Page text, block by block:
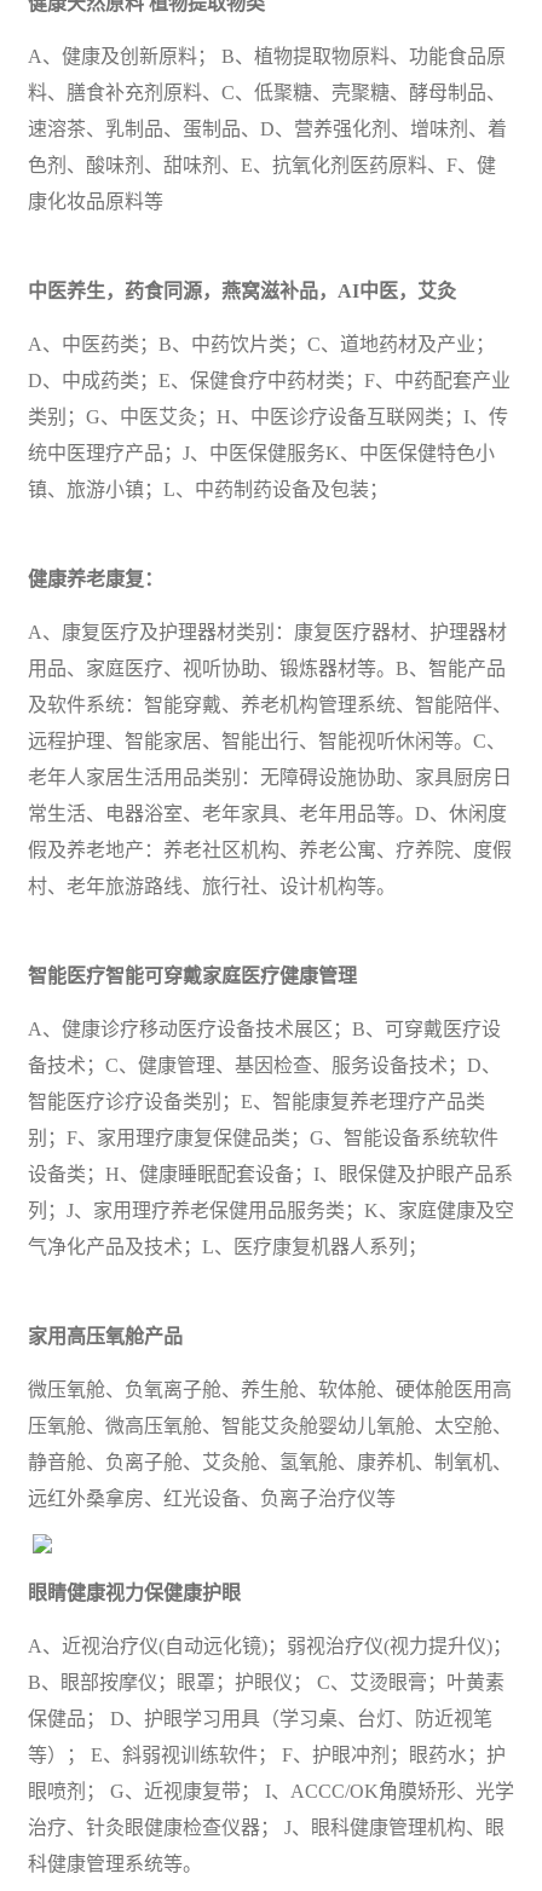
A、健康及创新原料； B、植物提取物原料、功能食品原
料、膳食补充剂原料、C、低聚糖、壳聚糖、酵母制品、
速溶茶、乳制品、蛋制品、D、营养强化剂、增味剂、着
色剂、酸味剂、甜味剂、E、抗氧化剂 医药原料、F、健
康化妆品原料等
中医养生，药食同源，燕窝滋补品， AI中医，艾灸
A、 中医药类； B、中药饮片类；C、道地药材及产业；
D、中成药类；E、保健食疗中药材类；F、中药配套产业
类别；G、中医艾灸；H、中医诊疗设备互联网类；I、传
统中医理疗产品；J、中医保健服务K、中医保健特色小
镇、 旅游小镇；L、中药制药设备及包装；
健康养老康复：
A、康复医疗及护理器材类别：康复医疗器材、护理器材
用品、家庭医疗、视听协助、锻炼器材等。B、智能产品
及软件系统：智能穿戴、养老机构管理系统、智能陪伴、
远程护理、智能家居、智能出行、智能视听休闲等。C、
老年人家居生活用品类别：无障碍设施协助、家具厨房日
常生活、电器浴室、老年家具、老年用品等。D、休闲度
假及养老地产：养老社区机构、养老公寓、疗养院、度假
村、老年旅游路线、旅行社、设计机构等。
智能医疗智能可穿戴家庭医疗健康管理
A、 健康诊疗移动医疗设备技术展区； B、可穿戴医疗设
备技术；C、健康管理、基因检查、服务设备技术；D、
智能医疗诊疗设备类别；E、智能康复养老理疗产品类
别；F、家用理疗康复保健品类；G、智能设备系统软件
设备类；H、健康睡眠配套设备；I、眼保健及护眼产品系
列；J、家用理疗养老保健用品服务类；K、家庭健康及空
气净化产品及技术；L、医疗康复机器人系列；
家用高压氧舱产品
微压氧舱、负氧离子舱、养生舱、软体舱、硬体舱医用高
压氧舱、微高压氧舱、智能艾灸舱婴幼儿氧舱、太空舱、
静音舱、负离子舱、艾灸舱、氢氧舱、康养机、制氧机、
远红外桑拿房、红光设备、负离子治疗仪等
眼睛健康视力保健康护眼
A、近视治疗仪(自动远化镜)；弱视治疗仪(视力提升仪)；
B、眼部按摩仪；眼罩；护眼仪； C、艾烫眼膏；叶黄素
保健品； D、护眼学习用具（学习桌、台灯、防近视笔
等）； E、斜弱视训练软件； F、护眼冲剂；眼药水；护
眼喷剂； G、近视康复带； I、ACCC/OK角膜矫形、光学
治疗、针灸眼健康检查仪器； J、眼科健康管理机构、眼
科健康管理系统等。